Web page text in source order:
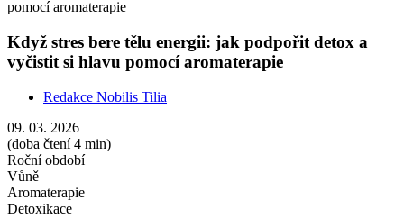
Když stres bere tělu energii: jak podpořit detox a
vyčistit si hlavu pomocí aromaterapie
Redakce Nobilis Tilia
09. 03. 2026
(doba čtení 4 min)
Roční období
Vůně
Aromaterapie
Detoxikace